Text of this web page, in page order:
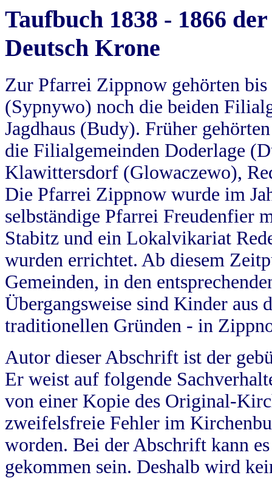
Taufbuch 1838 - 1866
Deutsch Krone
Zur Pfarrei Zippnow gehörten
(Sypnywo) noch die beiden
Jagdhaus (Budy). Früher
die Filialgemeinden Doderlage
Klawittersdorf (Glowaczewo),
Die Pfarrei Zippnow wurde im
selbständige Pfarrei Freudenfier
Stabitz und ein Lokalvikariat
wurden errichtet. Ab diesem
Gemeinden, in den
Übergangsweise sind Kinder aus
traditionellen Gründen - in
Autor dieser Abschrift ist der
Er weist auf folgende
von einer Kopie des Original-
zweifelsfreie Fehler im
worden. Bei der Abschrift kann
gekommen sein. Deshalb wird